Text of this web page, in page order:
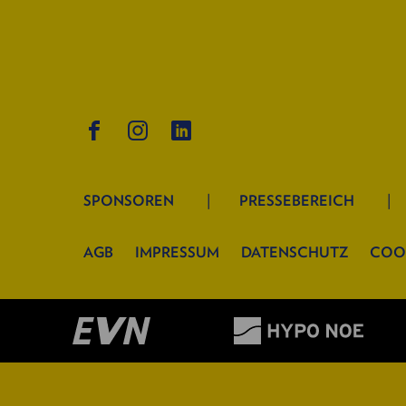
SPONSOREN PRESSEBEREICH
AGB IMPRESSUM DATENSCHUTZ